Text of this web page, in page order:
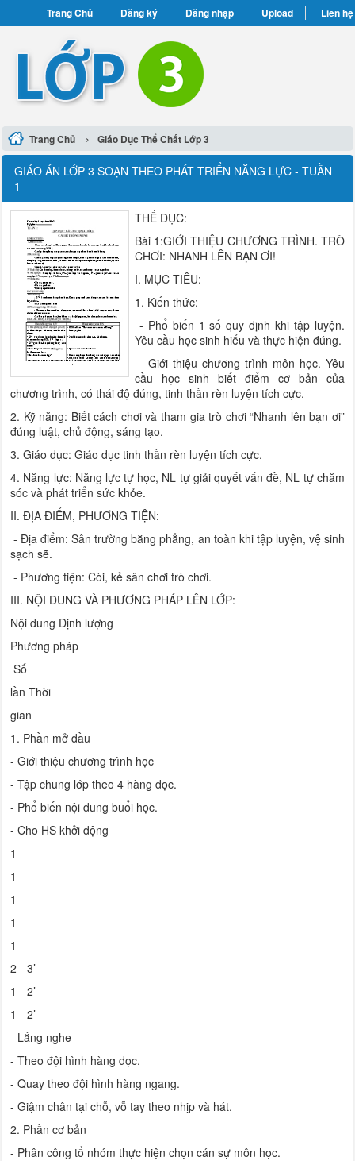
Trang Chủ Đăng ký Đăng nhập Upload Liên hệ
Trang Chủ › Giáo Dục Thể Chất Lớp 3
GIÁO ÁN LỚP 3 SOẠN THEO PHÁT TRIỂN NĂNG LỰC - TUẦN
1
THỂ DỤC:
Bài 1:GIỚI THIỆU CHƯƠNG TRÌNH. TRÒ
CHƠI: NHANH LÊN BẠN ƠI!
I. MỤC TIÊU:
1. Kiến thức:
- Phổ biến 1 số quy định khi tập luyện.
Yêu cầu học sinh hiểu và thực hiện đúng.
- Giới thiệu chương trình môn học. Yêu
cầu học sinh biết điểm cơ bản của
chương trình, có thái độ đúng, tinh thần rèn luyện tích cực.
2. Kỹ năng: Biết cách chơi và tham gia trò chơi “Nhanh lên bạn ơi”
đúng luật, chủ động, sáng tạo.
3. Giáo dục: Giáo dục tinh thần rèn luyện tích cực.
4. Năng lực: Năng lực tự học, NL tự giải quyết vấn đề, NL tự chăm
sóc và phát triển sức khỏe.
II. ĐỊA ĐIỂM, PHƯƠNG TIỆN:
- Địa điểm: Sân trường bằng phẳng, an toàn khi tập luyện, vệ sinh
sạch sẽ.
- Phương tiện: Còi, kẻ sân chơi trò chơi.
III. NỘI DUNG VÀ PHƯƠNG PHÁP LÊN LỚP:
Nội dung Định lượng
Phương pháp
Số
lần Thời
gian
1. Phần mở đầu
- Giới thiệu chương trình học
- Tập chung lớp theo 4 hàng dọc.
- Phổ biến nội dung buổi học.
- Cho HS khởi động
1
1
1
1
1
2 - 3’
1 - 2’
1 - 2’
- Lắng nghe
- Theo đội hình hàng dọc.
- Quay theo đội hình hàng ngang.
- Giậm chân tại chỗ, vỗ tay theo nhịp và hát.
2. Phần cơ bản
- Phân công tổ nhóm thực hiện chọn cán sự môn học.